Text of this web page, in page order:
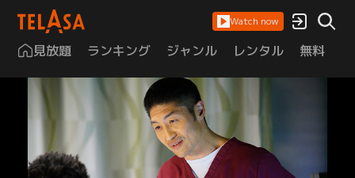
Watch now
見放題 ランキング ジャンル レンタル 無料